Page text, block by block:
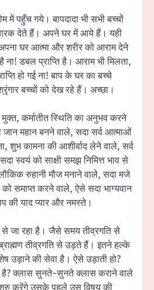
में पहुँच गये। बापदादा भी सभी बच्चों
देते हैं। अपने घर में आये हैं। यही
घर आत्मा और शरीर को आराम देने
डबल प्राप्ति है। आराम भी मिलता,
हो गई ना! बाप के घर का बच्चे
बच्चों को देख रहे हैं। अच्छा।
मुक्त, कर्मातीत स्थिति का अनुभव करने
जान महान बनने वाले, सदा सर्व आत्माओं
शुभ कामना की आशीर्वाद लेने वाले, सर्व
स्वयं को साक्षी समझ निमित्त भाव से
रुहानी मौज मनाने वाले, सदा मजे
समाप्त करने वाले, ऐसे सदा भाग्यवान
की याद प्यार और नमस्ते।
से जा रहा है। जैसे समय तीव्रगति से
तीव्रगति से उड़ते हैं। इतने हल्के
उड़ाने की सेवा है। ऐसे उड़ाती हो?
है? क्लास सुनते-सुनते क्लास कराने वाले